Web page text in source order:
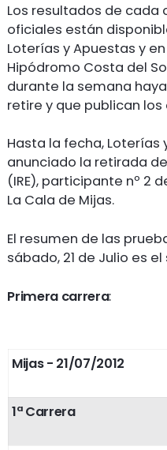
Los resultados de cada
oficiales están
Loterías y Apuestas y
Hipódromo Costa del
durante la semana
retire y que publican
Hasta la fecha, Loterías
anunciado la retirada
(IRE), participante nº 2
La Cala de Mijas.
El resumen de las
sábado, 21 de Julio es
Primera carrera:
Mijas - 21/07/2012
1ª Carrera